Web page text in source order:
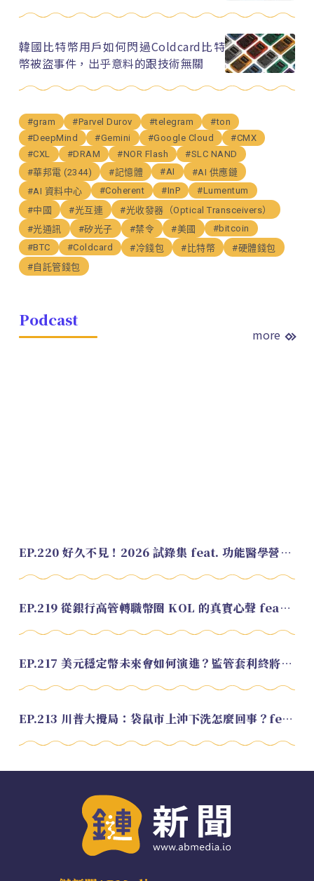
韓國比特幣用戶如何閃過Coldcard比特
幣被盜事件，出乎意料的跟技術無關
#gram #Parvel Durov #telegram
#ton
#DeepMind
#Gemini #Google Cloud
#CMX
#CXL
#DRAM #NOR Flash
#SLC NAND
#華邦電 (2344)
#記憶體 #AI
#AI 供應鏈
#AI 資料中心
#Coherent #InP
#Lumentum
#中國
#光互連
#光收發器（Optical Transceivers）
#光通訊
#矽光子 #禁令 #美國
#bitcoin
#BTC
#Coldcard #冷錢包 #比特幣
#硬體錢包
#自託管錢包
Podcast
more
EP.220 好久不見！2026 試錄集 feat. 功能醫學營養師 美寶
EP.219 從銀行高管轉職幣圈 KOL 的真實心聲 feat.龜大
EP.217 美元穩定幣未來會如何演進？監管套利終將收斂？feat. 研究員 余哲安
EP.213 川普大攪局：袋鼠市上沖下洗怎麼回事？feat. Alvin